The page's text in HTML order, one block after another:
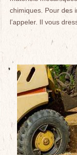
chimiques. Pour des
l’appeler. Il vous